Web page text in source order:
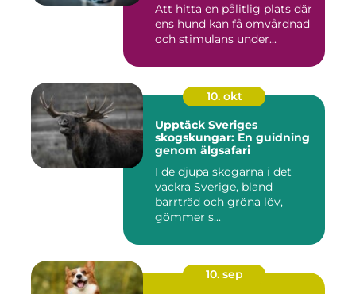
Att hitta en pålitlig plats där
ens hund kan få omvårdnad
och stimulans under...
10. okt
Upptäck Sveriges
skogskungar: En guidning
genom älgsafari
I de djupa skogarna i det
vackra Sverige, bland
barrträd och gröna löv,
gömmer s...
10. sep